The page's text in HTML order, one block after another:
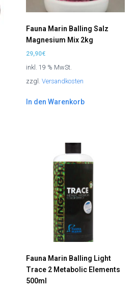
Fauna Marin Balling Salz
Magnesium Mix 2kg
29,90€
inkl. 19 % MwSt.
zzgl. Versandkosten
In den Warenkorb
Fauna Marin Balling Light
Trace 2 Metabolic Elements
500ml